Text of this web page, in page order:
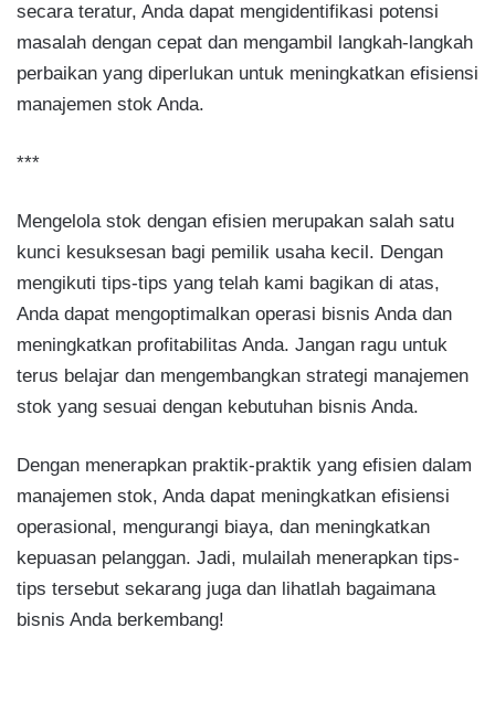
secara teratur, Anda dapat mengidentifikasi potensi
masalah dengan cepat dan mengambil langkah-langkah
perbaikan yang diperlukan untuk meningkatkan efisiensi
manajemen stok Anda.
***
Mengelola stok dengan efisien merupakan salah satu
kunci kesuksesan bagi pemilik usaha kecil. Dengan
mengikuti tips-tips yang telah kami bagikan di atas,
Anda dapat mengoptimalkan operasi bisnis Anda dan
meningkatkan profitabilitas Anda. Jangan ragu untuk
terus belajar dan mengembangkan strategi manajemen
stok yang sesuai dengan kebutuhan bisnis Anda.
Dengan menerapkan praktik-praktik yang efisien dalam
manajemen stok, Anda dapat meningkatkan efisiensi
operasional, mengurangi biaya, dan meningkatkan
kepuasan pelanggan. Jadi, mulailah menerapkan tips-
tips tersebut sekarang juga dan lihatlah bagaimana
bisnis Anda berkembang!